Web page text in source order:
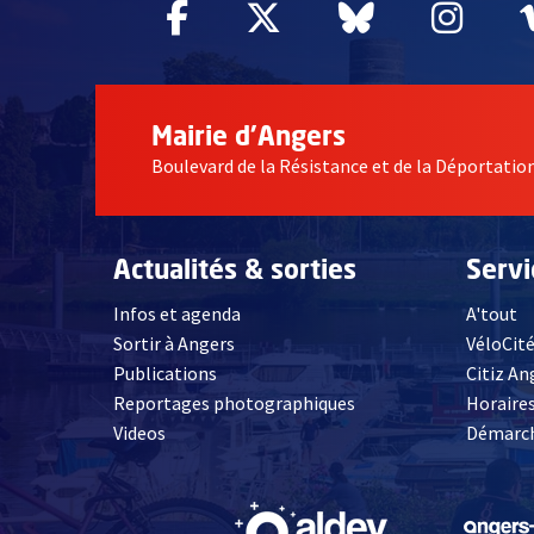
Facebook
, Ouvre une nouvelle
Twitter
, Ouvre une
Bluesky
, Ouvre
,
Mairie d'Angers
Boulevard de la Résistance et de la Déportation
Actualités & sorties
Infos et agenda
Sortir à Angers
Publications
Reportages photographiques
Videos, Ouvre une nouvelle fenêtre
A'tout
VéloCité
Citiz
, Ouvre une